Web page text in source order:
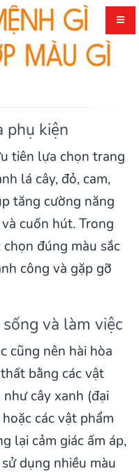
phụ kiện
tiên lựa chọn trang
lá cây, đỏ, cam,
tăng cường năng
cuốn hút. Trong
đúng màu sắc
công và gặp gỡ
và làm việc
cũng nên hài hòa
bằng các vật
cây xanh (đại
các vật phẩm
lại cảm giác ấm áp,
dụng nhiều màu